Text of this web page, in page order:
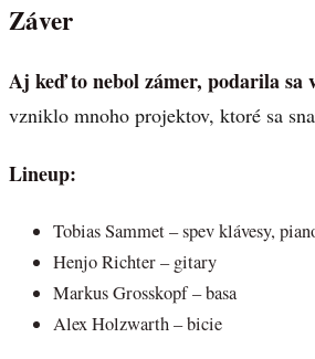
Záver
Aj keď to nebol zámer, podarila sa
vzniklo mnoho projektov, ktoré sa
Lineup:
Tobias Sammet – spev klávesy,
Henjo Richter – gitary
Markus Grosskopf – basa
Alex Holzwarth – bicie